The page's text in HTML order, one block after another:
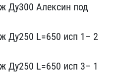
Д​у300 Алексин под
Ду250 L=650 исп ​1– 2
Ду250 L=650 исп 3​– 1